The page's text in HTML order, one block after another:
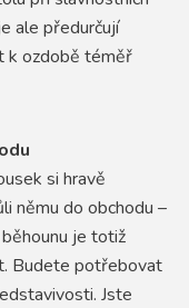
ale předurčují
k ozdobě téměř
si hravě
němu do obchodu –
je totiž
Budete potřebovat
Jste